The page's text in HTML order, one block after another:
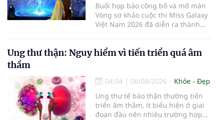
Buổi họp báo công bố và mở màn
Vòng sơ khảo cuộc thi Miss Galaxy
Việt Nam 2026 đã diễn ra thành
sắc quy mô, khác biệt và tiên
lĩnh, Văn hóa và Công nghệ số
Ung thư thận: Nguy hiểm vì tiến triển quá âm
thầm
04:04 | 06/08/2026
Khỏe - Đẹp
Ung thư tế bào thận thường tiến
triển âm thầm, ít biểu hiện ở giai
đoạn đầu nên nhiều trường hợp